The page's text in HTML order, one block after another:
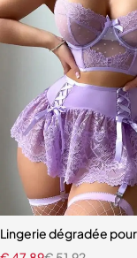
pour femme,
Lingerie dégradée